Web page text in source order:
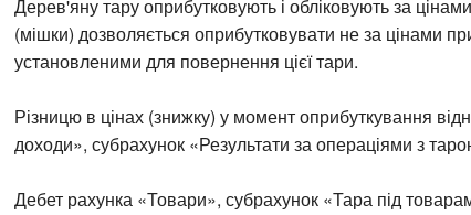
Дерев'яну тару оприбутковують і обліковують за
(мішки) дозволяється оприбутковувати не за цінами
установленими для повернення цієї тари.
Різницю в цінах (знижку) у момент оприбуткування
доходи», субрахунок «Результати за операціями з
Дебет рахунка «Товари», субрахунок «Тара під